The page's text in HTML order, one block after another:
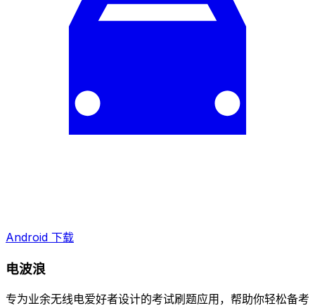
Android 下载
电波浪
专为业余无线电爱好者设计的考试刷题应用，帮助你轻松备考